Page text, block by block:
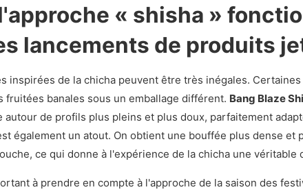
« shisha »
lancements de produits
inspirées de la chicha peuvent être très inégales.
fruitées banales sous un emballage différent. Bang Blaze
autour de profils plus pleins et plus doux, parfaitement
également un atout. On obtient une bouffée plus dense
ce qui donne à l'expérience de la chicha une véritable
à prendre en compte à l'approche de la saison des